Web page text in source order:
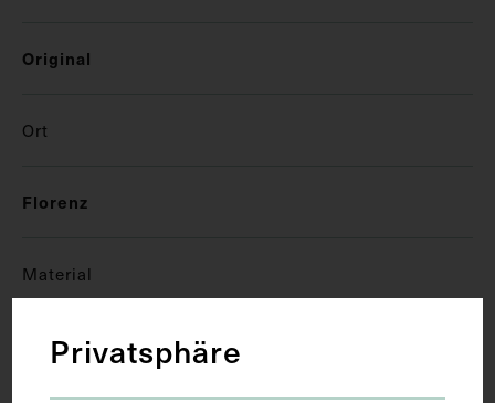
Original
Ort
Florenz
Material
Vitrine
Holz, Glas, Metall
Privatsphäre